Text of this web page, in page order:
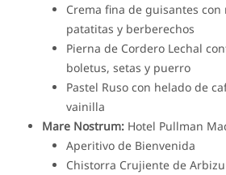
Crema fina de guisantes con
patatitas y berberechos
Pierna de Cordero Lechal
boletus, setas y puerro
Pastel Ruso con helado de
vainilla
Mare Nostrum: Hotel Pullman
Aperitivo de Bienvenida
Chistorra Crujiente de Arbizu